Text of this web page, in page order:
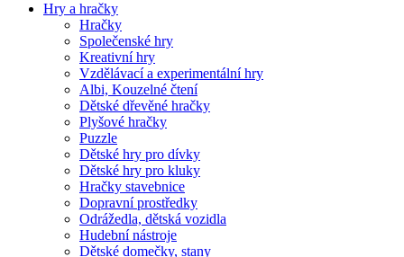
Hry a hračky
Hračky
Společenské hry
Kreativní hry
Vzdělávací a experimentální hry
Albi, Kouzelné čtení
Dětské dřevěné hračky
Plyšové hračky
Puzzle
Dětské hry pro dívky
Dětské hry pro kluky
Hračky stavebnice
Dopravní prostředky
Odrážedla, dětská vozidla
Hudební nástroje
Dětské domečky, stany